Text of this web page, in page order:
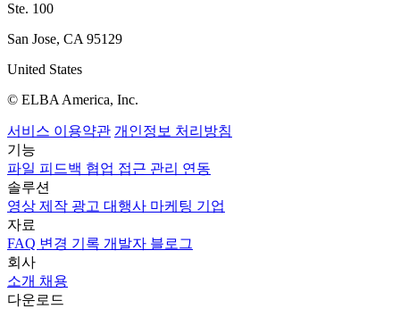
Ste. 100
San Jose, CA 95129
United States
© ELBA America, Inc.
서비스 이용약관 개인정보 처리방침
기능
파일 피드백 협업 접근 관리 연동
솔루션
영상 제작 광고 대행사 마케팅 기업
자료
FAQ 변경 기록 개발자 블로그
회사
소개 채용
다운로드